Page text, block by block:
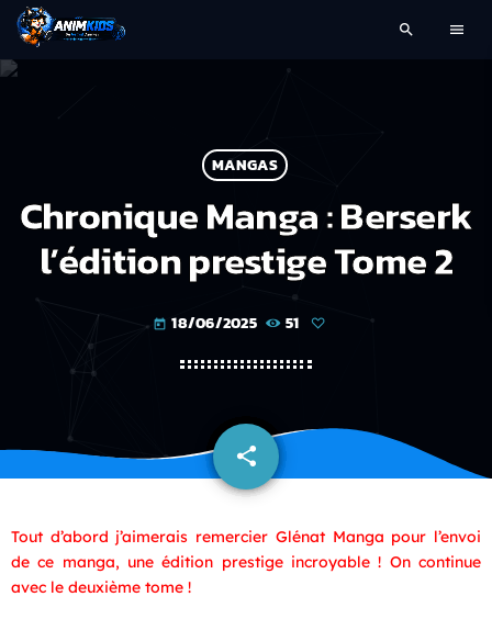
search menu
MANGAS
Chronique Manga : Berserk
l’édition prestige Tome 2
today 18/06/2025 51
share
email
Tout d’abord j’aimerais remercier Glénat Manga pour l’envoi
de ce manga, une édition prestige incroyable ! On continue
avec le deuxième tome !